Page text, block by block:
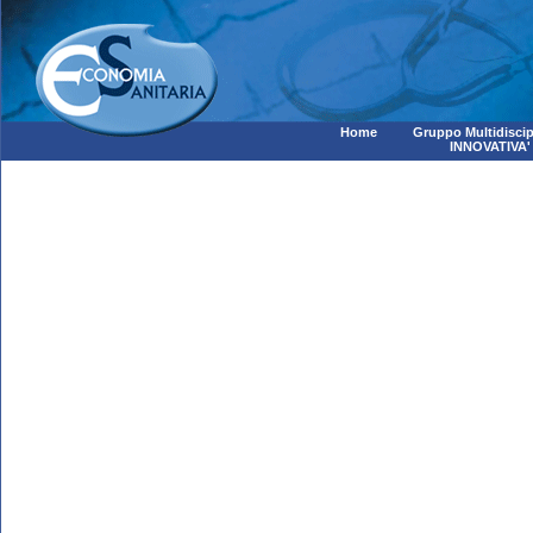
Home
Gruppo
INNOVATIVA'